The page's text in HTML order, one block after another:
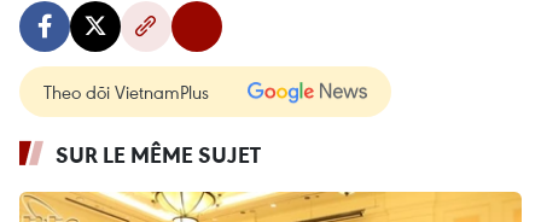
Theo dõi VietnamPlus
SUR LE MÊME SUJET